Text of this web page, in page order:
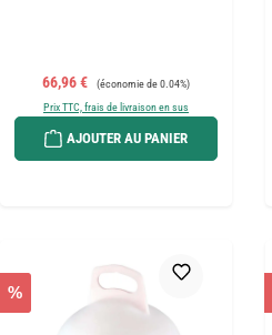
Prix de vente :
66,96 € Prix régulier :
(économie de 0.04%)
Prix TTC, frais de livraison en sus
AJOUTER AU PANIER
%